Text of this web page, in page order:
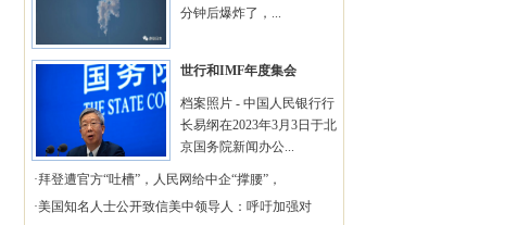
分钟后爆炸了，...
世行和IMF年度集会
档案照片 - 中国人民银行行
长易纲在2023年3月3日于北
京国务院新闻办公...
·拜登遭官方“吐槽”，人民网给中企“撑腰”，
·美国知名人士公开致信美中领导人：呼吁加强对